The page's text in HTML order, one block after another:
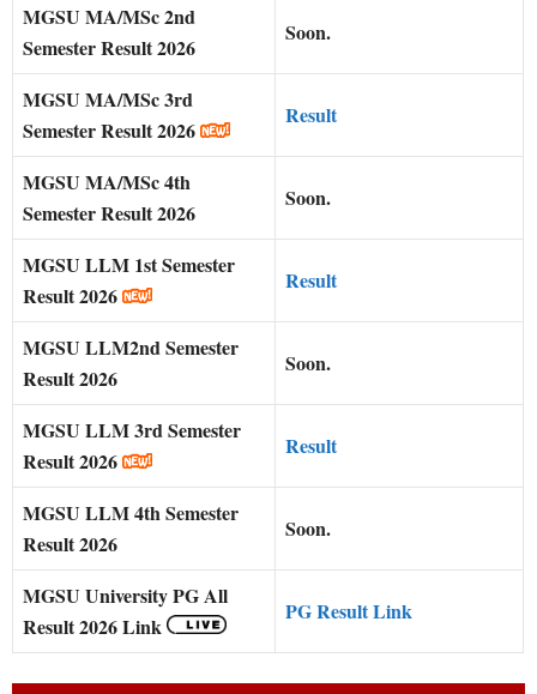
MGSU MA/MSc 2nd
Semester Result 2026
Soon.
MGSU MA/MSc 3rd
Semester Result 2026
Result
MGSU MA/MSc 4th
Semester Result 2026
Soon.
MGSU LLM 1st Semester
Result 2026
Result
MGSU LLM2nd Semester
Result 2026
Soon.
MGSU LLM 3rd Semester
Result 2026
Result
MGSU LLM 4th Semester
Result 2026
Soon.
MGSU University PG All
Result 2026 Link
PG Result Link